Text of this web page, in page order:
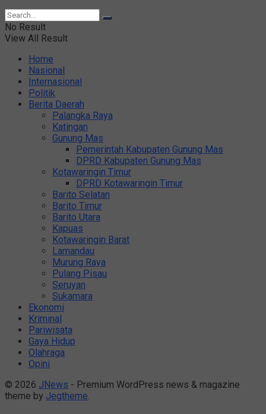
No Result
View All Result
Home
Nasional
Internasional
Politik
Berita Daerah
Palangka Raya
Katingan
Gunung Mas
Pemerintah Kabupaten Gunung Mas
DPRD Kabupaten Gunung Mas
Kotawaringin Timur
DPRD Kotawaringin Timur
Barito Selatan
Barito Timur
Barito Utara
Kapuas
Kotawaringin Barat
Lamandau
Murung Raya
Pulang Pisau
Seruyan
Sukamara
Ekonomi
Kriminal
Pariwisata
Gaya Hidup
Olahraga
Opini
© 2026 JNews - Premium WordPress news & magazine
theme by Jegtheme